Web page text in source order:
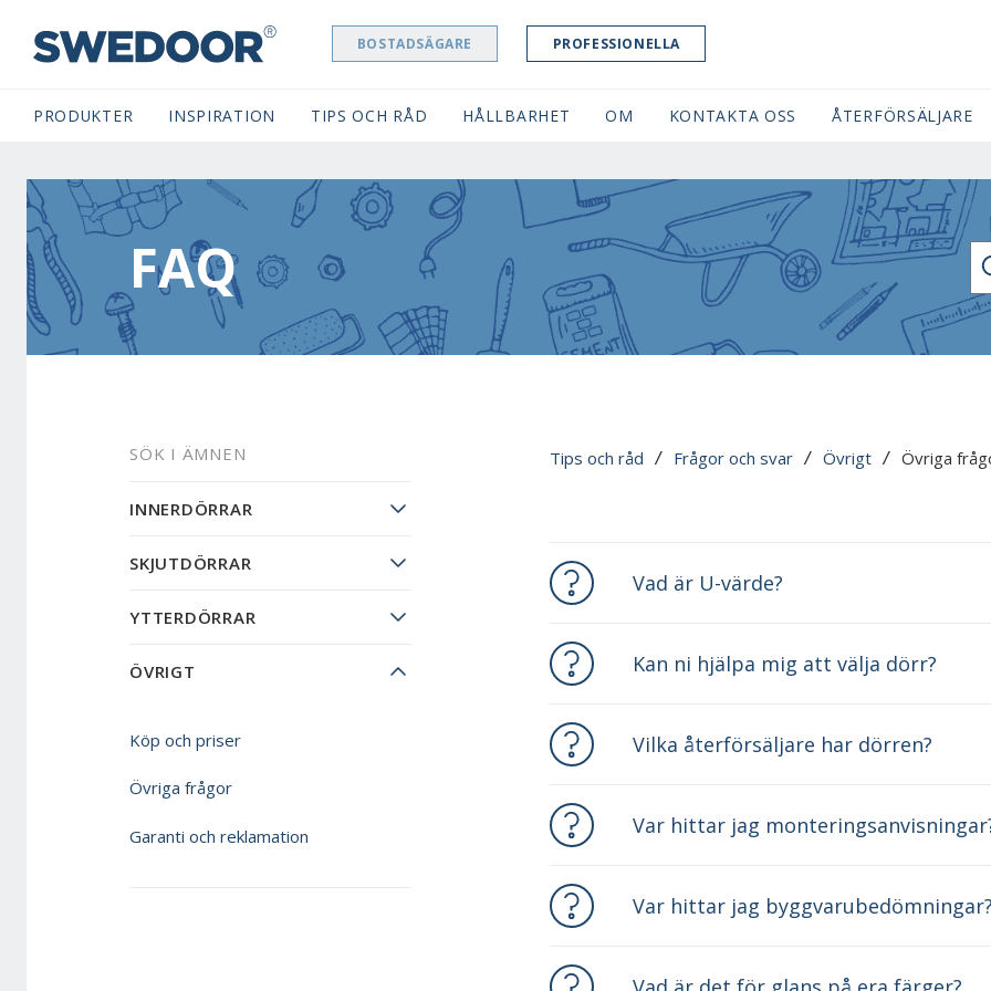
SWEDOOR NAVIGATION BOSTADSÄGARE PROFESSIONELLA
PRODUKTER INSPIRATION TIPS OCH RÅD HÅLLBARHET OM KONTAKTA OSS ÅTERFÖRSÄLJARE
FAQ
Tips och råd / Frågor och svar / Övrigt / Övriga
Vad är U-värde?
Kan ni hjälpa mig att välja dörr?
Vilka återförsäljare har dörren?
Var hittar jag
Var hittar jag
SÖK I ÄMNEN
INNERDÖRRAR
SKJUTDÖRRAR
YTTERDÖRRAR
ÖVRIGT
Köp och priser
Övriga frågor
Garanti och reklamation